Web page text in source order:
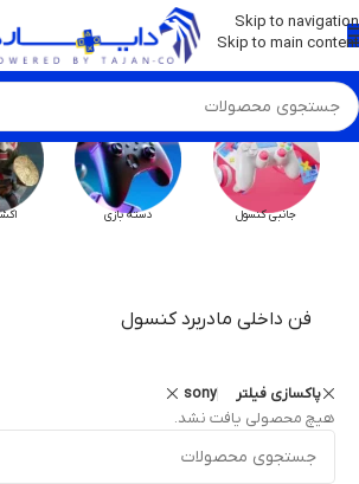
Skip to navigation
Skip to main content
💡برچسب و اسکین کنسول ها بروز شد . . . اینجا کیک کن !
جانبی کنسول دسته بازی
فن داخلی مادربرد کنسول
پاکسازی فیلتر sony
هیچ محصولی یافت نشد.